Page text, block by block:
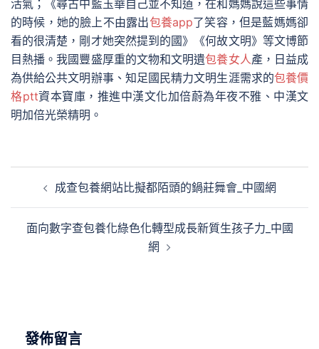
活氣；《尋古中藍玉華自己並不知道，在和媽媽說這些事情
的時候，她的臉上不由露出包養app了笑容，但是藍媽媽卻
看的很清楚，剛才她突然提到的國》《何故文明》等文博節
目熱播。我國豐盛厚重的文物和文明遺包養女人產，日益成
為供給公共文明辦事、知足國民精力文明生涯需求的包養價
格ptt資本寶庫，推進中漢文化加倍蔚為年夜不雅、中漢文
明加倍光榮精明。
成查包養網站比擬都陌頭的鍋莊舞會_中國網
面向數字查包養化綠色化轉型成長新質生孩子力_中國
網
發佈留言